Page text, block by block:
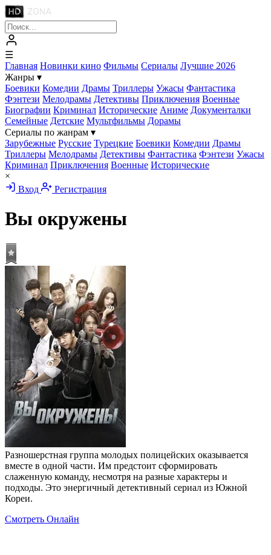
☰
Главная Новинки кино Фильмы Сериалы Лучшие 2026
Жанры ▾
Боевики Комедии Драмы Триллеры Ужасы Фантастика
Фэнтези Мелодрамы Детективы Приключения Военные
Биографии Криминал Исторические Аниме Документалки
Семейные Детские Мультфильмы Дорамы
Сериалы по жанрам ▾
Зарубежные Русские Турецкие Боевики Комедии Драмы
Триллеры Мелодрамы Детективы Фантастика Фэнтези Ужасы
Криминал Приключения Военные Исторические
×
Вход
Регистрация
Вы окружены
Разношерстная группа молодых полицейских оказывается
вместе в одной части. Им предстоит сформировать
слаженную команду, несмотря на разные характеры и
подходы. Это энергичный детективный сериал из Южной
Кореи.
Смотреть Онлайн